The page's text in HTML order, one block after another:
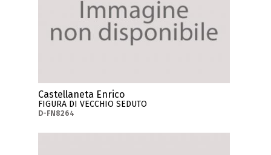
Castellaneta Enrico
FIGURA DI VECCHIO SEDUTO
D-FN8264